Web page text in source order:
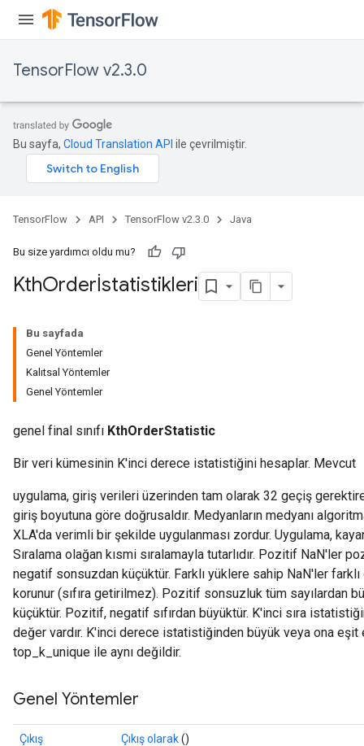
TensorFlow v2.3.0
Bu sayfa, Cloud Translation API ile çevrilmiştir.
TensorFlow API TensorFlow v2.3.0 Java
Bu size yardımcı oldu mu?
KthOrderİstatistikleri
Bu sayfada
Genel Yöntemler
Kalıtsal Yöntemler
Genel Yöntemler
genel final sınıfı KthOrderStatistic
Bir veri kümesinin K'inci derece istatistiğini hesaplar. Mevcut
uygulama, giriş verileri üzerinden tam olarak 32 geçiş
giriş boyutuna göre doğrusaldır. Medyanların medyanı
XLA'da verimli bir şekilde uygulanması zordur. Uygulama,
Sıralama olağan kısmi sıralamayla tutarlıdır. Pozitif NaN'ler
negatif sonsuzdan küçüktür. Farklı yüklere sahip NaN'ler
korunur (sıfıra getirilmez). Pozitif sonsuzluk tüm sayılardan
küçüktür. Pozitif, negatif sıfırdan büyüktür. K'inci sıra
değer vardır. K'inci derece istatistiğinden büyük veya ona eşit
top_k_unique ile aynı değildir.
Genel Yöntemler
Çıkış
Çıkış olarak()